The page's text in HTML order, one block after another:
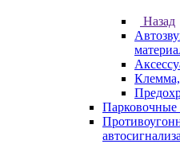
Назад
Парковочные